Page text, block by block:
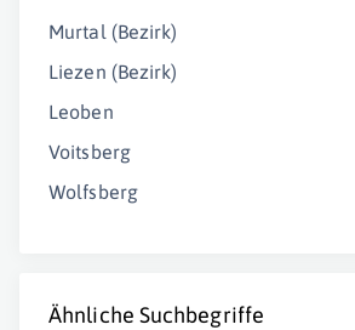
Murtal (Bezirk)
Liezen (Bezirk)
Leoben
Voitsberg
Wolfsberg
Ähnliche Suchbegriffe